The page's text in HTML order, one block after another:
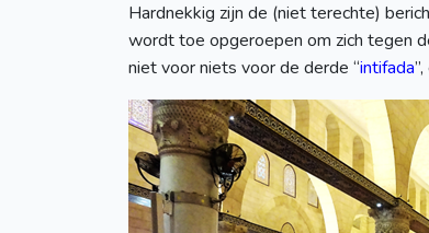
Hardnekkig zijn de (niet terechte)
wordt toe opgeroepen om zich tegen
niet voor niets voor de derde “intifada